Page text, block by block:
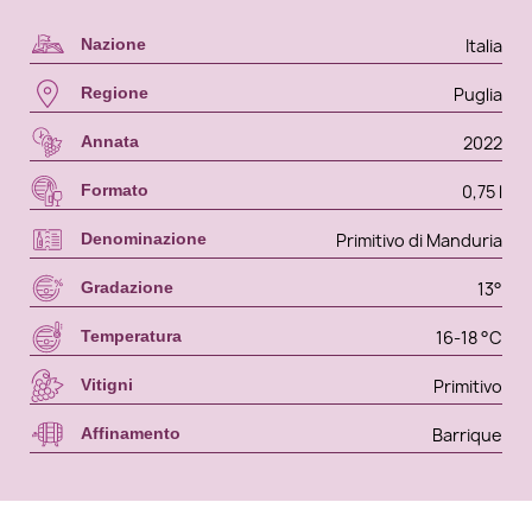
Nazione Italia
Regione Puglia
Annata 2022
Formato 0,75 l
Denominazione Primitivo di Manduria
Gradazione 13°
Temperatura 16-18 °C
Vitigni Primitivo
Affinamento Barrique